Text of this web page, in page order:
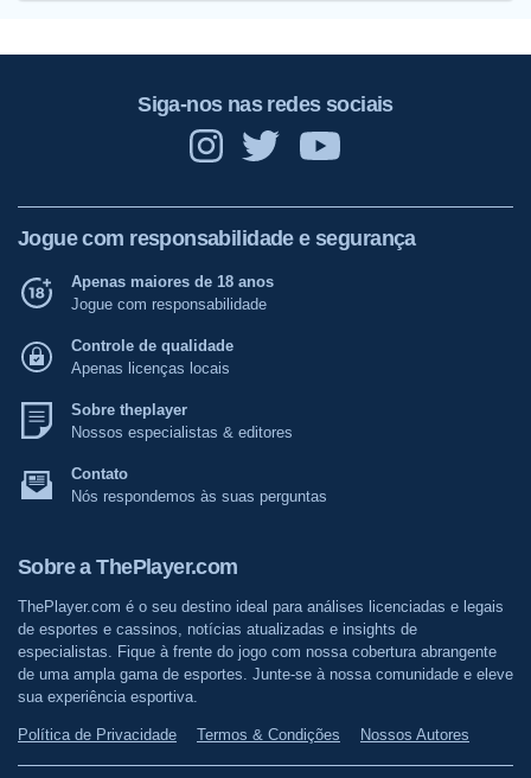
Siga-nos nas redes sociais
Jogue com responsabilidade e segurança
Apenas maiores de 18 anos
Jogue com responsabilidade
Controle de qualidade
Apenas licenças locais
Sobre theplayer
Nossos especialistas & editores
Contato
Nós respondemos às suas perguntas
Sobre a ThePlayer.com
ThePlayer.com é o seu destino ideal para análises licenciadas e legais
de esportes e cassinos, notícias atualizadas e insights de
especialistas. Fique à frente do jogo com nossa cobertura abrangente
de uma ampla gama de esportes. Junte-se à nossa comunidade e eleve
sua experiência esportiva.
Política de Privacidade Termos & Condições Nossos Autores